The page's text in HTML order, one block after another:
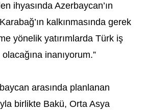
ihyasında Azerbaycan’ın
kalkınmasında gerek
yönelik yatırımlarda Türk iş
inanıyorum.”
arasında planlanan
birlikte Bakü, Orta Asya